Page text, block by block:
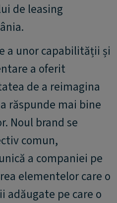
de leasing
a unor capabilității și
a oferit
de a reimagina
răspunde mai bine
Noul brand se
comun,
a companiei pe
elementelor care o
adăugate pe care o